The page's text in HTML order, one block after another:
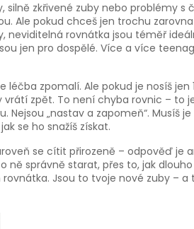
silně zkřivené zuby nebo problémy s
Ale pokud chceš jen trochu
rovnátka jsou téměř
jen pro dospělé. Více a více
léčba zpomalí. Ale pokud je nosíš jen
zpět. To není chyba rovnic – to
„nastav a zapomeň“. Musíš je
se ho snažíš získat.
se cítit přirozeně – odpověď je
ně správně starat, přes to, jak
Jsou to tvoje nové zuby – a